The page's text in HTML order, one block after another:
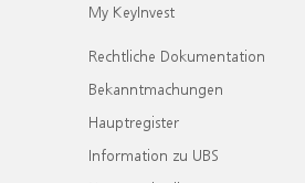
My KeyInvest
Rechtliche Dokumentation
Bekanntmachungen
Hauptregister
Information zu UBS